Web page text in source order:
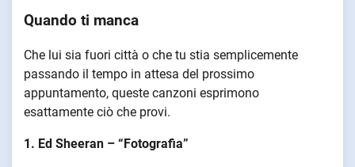
Quando ti manca
Che lui sia fuori città o che tu stia semplicemente
passando il tempo in attesa del prossimo
appuntamento, queste canzoni esprimono
esattamente ciò che provi.
1. Ed Sheeran – “Fotografia”